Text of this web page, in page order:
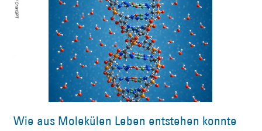
Wie aus Molekülen Leben entstehen konnte